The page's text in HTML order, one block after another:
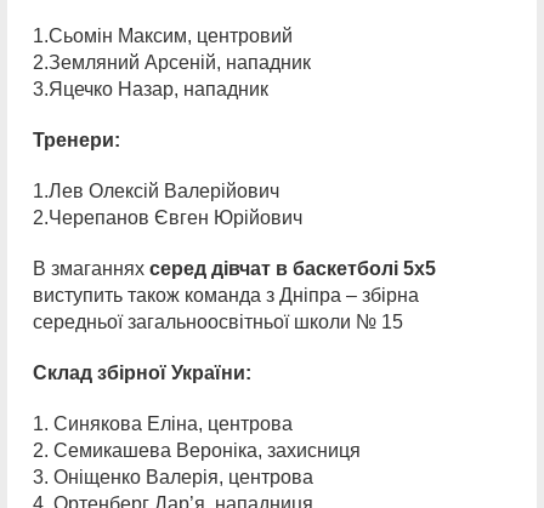
1.Сьомін Максим, центровий
2.Земляний Арсеній, нападник
3.Яцечко Назар, нападник
Тренери:
1.Лев Олексій Валерійович
2.Черепанов Євген Юрійович
В змаганнях серед дівчат в баскетболі 5х5
виступить також команда з Дніпра – збірна
середньої загальноосвітньої школи № 15
Склад збірної України:
1. Синякова Еліна, центрова
2. Семикашева Вероніка, захисниця
3. Оніщенко Валерія, центрова
4. Ортенберг Дар’я, нападниця